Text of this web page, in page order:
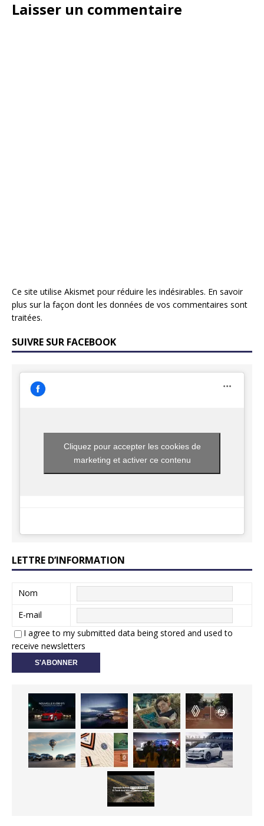
Laisser un commentaire
Ce site utilise Akismet pour réduire les indésirables. En savoir
plus sur la façon dont les données de vos commentaires sont
traitées.
SUIVRE SUR FACEBOOK
Cliquez pour accepter les cookies de
marketing et activer ce contenu
LETTRE D’INFORMATION
Nom
E-mail
I agree to my submitted data being stored and used to
receive newsletters